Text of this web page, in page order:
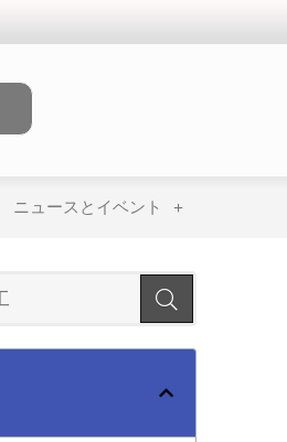
ニュースとイベント